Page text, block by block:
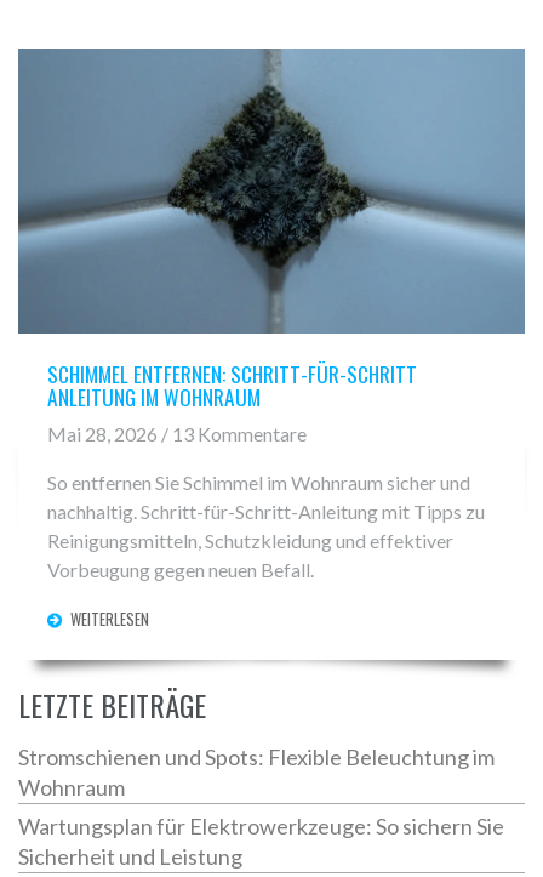
SCHIMMEL ENTFERNEN: SCHRITT-FÜR-SCHRITT
ANLEITUNG IM WOHNRAUM
Mai 28, 2026 / 13 Kommentare
So entfernen Sie Schimmel im Wohnraum sicher und
nachhaltig. Schritt-für-Schritt-Anleitung mit Tipps zu
Reinigungsmitteln, Schutzkleidung und effektiver
Vorbeugung gegen neuen Befall.
WEITERLESEN
LETZTE BEITRÄGE
Stromschienen und Spots: Flexible Beleuchtung im
Wohnraum
Wartungsplan für Elektrowerkzeuge: So sichern Sie
Sicherheit und Leistung